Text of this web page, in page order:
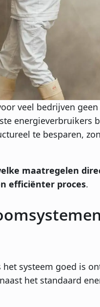
veel bedrijven
energieverbruikers
te besparen,
maatregelen
efficiënter proces.
systeem goed is
het standaard